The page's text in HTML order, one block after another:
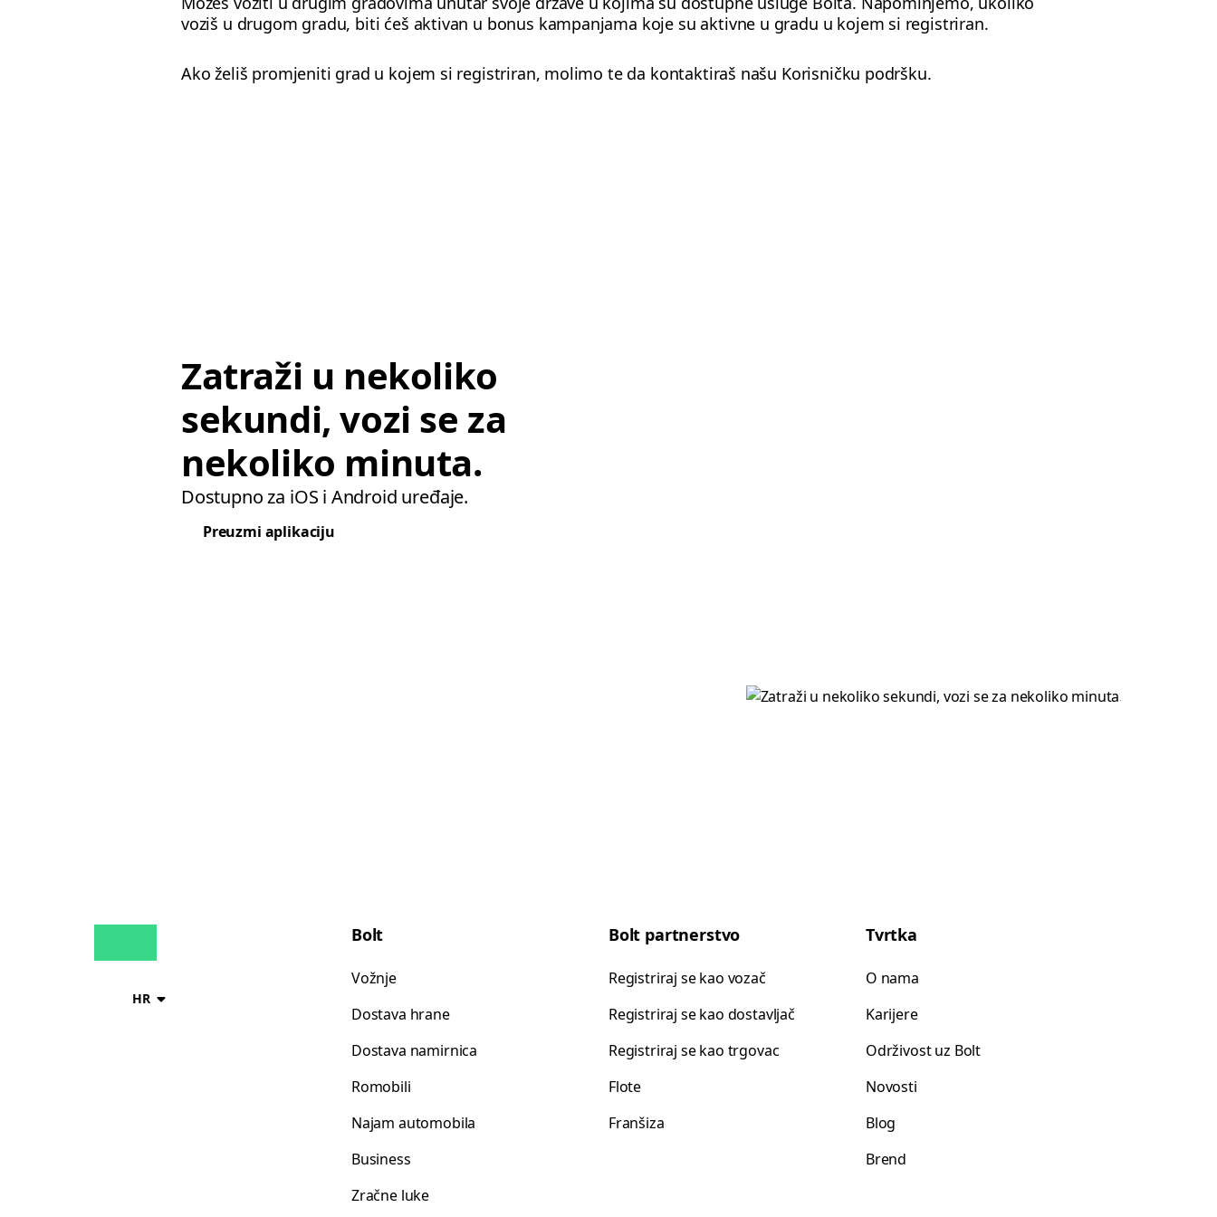
voziš u drugom gradu, biti ćeš aktivan u bonus kampanjama koje su aktivne u gradu u kojem si registriran.
Ako želiš promjeniti grad u kojem si registriran, molimo te da kontaktiraš našu Korisničku podršku.
Zatraži u nekoliko
sekundi, vozi se za
nekoliko minuta.
Dostupno za iOS i Android uređaje.
Preuzmi aplikaciju
HR
Bolt
Vožnje
Dostava hrane
Dostava namirnica
Romobili
Najam automobila
Business
Zračne luke
Bolt partnerstvo
Registriraj se kao vozač
Registriraj se kao dostavljač
Registriraj se kao trgovac
Flote
Franšiza
Tvrtka
O nama
Karijere
Održivost uz Bolt
Novosti
Blog
Brend